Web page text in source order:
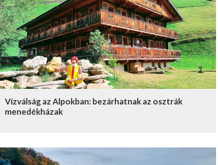
Vízválság az Alpokban: bezárhatnak az osztrák
menedékházak